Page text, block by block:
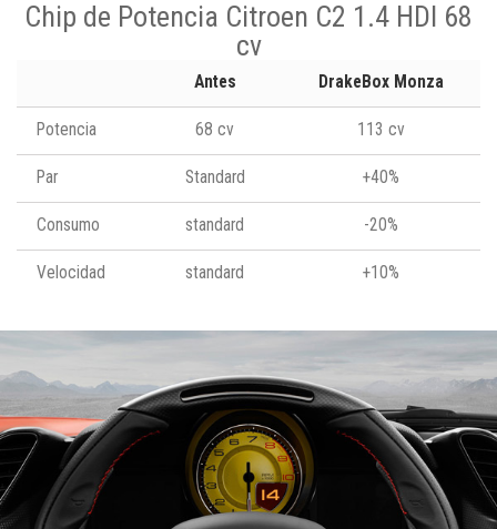
Chip de Potencia Citroen C2 1.4 HDI 68
cv
Antes DrakeBox Monza
Potencia 68 cv 113 cv
Par Standard +40%
Consumo standard -20%
Velocidad standard +10%